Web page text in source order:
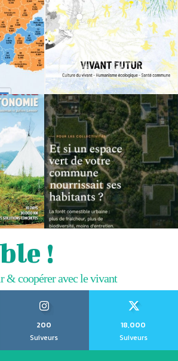
!
& coopérer avec le vivant
200
Suiveurs
18,000
Suiveurs